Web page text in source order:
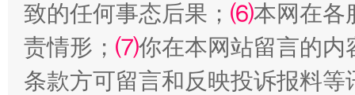
解纷+调解+退费，一次搞定
致的任何事态后果； ⑹本网在各
责情形； ⑺你在本网站留言的内
条款方可留言和反映投诉报料